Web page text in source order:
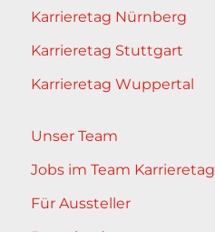
Karrieretag Nürnberg
Karrieretag Stuttgart
Karrieretag Wuppertal
Unser Team
Jobs im Team Karrieretag
Für Aussteller